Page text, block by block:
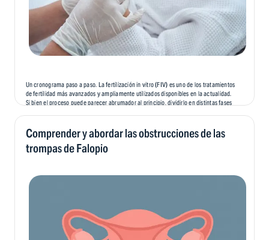
Un cronograma paso a paso. La fertilización in vitro (FIV) es uno de los tratamientos
de fertilidad más avanzados y ampliamente utilizados disponibles en la actualidad.
Si bien el proceso puede parecer abrumador al principio, dividirlo en distintas fases
Comprender y abordar las obstrucciones de las
trompas de Falopio